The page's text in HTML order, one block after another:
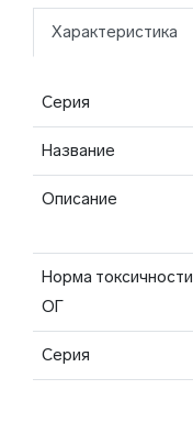
Характеристика
Серия
Название
Описание
Норма токсичности
ОГ
Серия